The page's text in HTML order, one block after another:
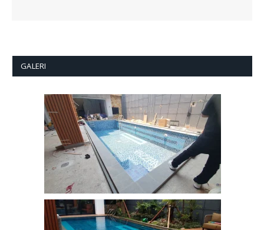
GALERI